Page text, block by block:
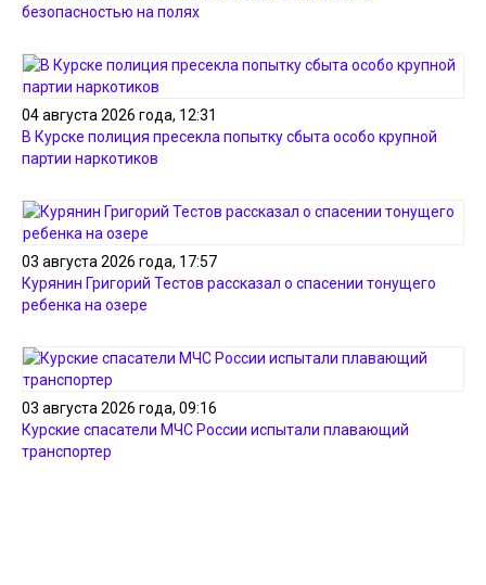
безопасностью на полях
04 августа 2026 года, 12:31
В Курске полиция пресекла попытку сбыта особо крупной
партии наркотиков
03 августа 2026 года, 17:57
Курянин Григорий Тестов рассказал о спасении тонущего
ребенка на озере
03 августа 2026 года, 09:16
Курские спасатели МЧС России испытали плавающий
транспортер